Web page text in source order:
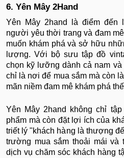
6. Yên Mây 2Hand
Yên Mây 2hand là điểm đến
người yêu thời trang và đam
muốn khám phá và sở hữu
lượng. Với bộ sưu tập đồ
chọn kỹ lưỡng dành cả nam
chỉ là nơi để mua sắm mà còn
mãn niềm đam mê khám phá
Yên Mây 2hand không chỉ
phẩm mà còn đặt lợi ích của
triết lý "khách hàng là thượng
trường mua sắm thoải mái và
dịch vụ chăm sóc khách hàng